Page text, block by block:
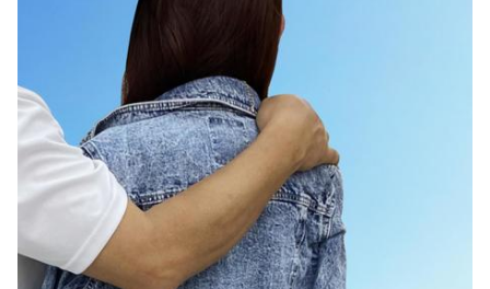
【朗報】イチローさん、想像の5倍スーパースターだ
ったｗｗｗｗｗｗｗｗｗｗｗｗｗｗｗｗｗｗｗｗｗ /
2chまとめアンテナ！
(8/9 10:57)
【画像】秘湯ロマン、美女のナマ腋とこぼれそうなお
乳wwwww / NEWまとめサイトアンテナ！
10:41)
【阿波おどり】女性踊り手を狙った無断撮影が問題
に…SNS投稿で主催者が注意喚起 / NEWまとめサイトア
ンテナ！
NEW! (8/9 10:40)
彼氏が冷め始めたらこちらも一気に冷める / NEWまと
めサイトアンテナ！
NEW! (8/9 10:39)
空調服やスポドリを完備していた50代男性、熱中症で
死亡 / NEWまとめサイトアンテナ！ NEW!